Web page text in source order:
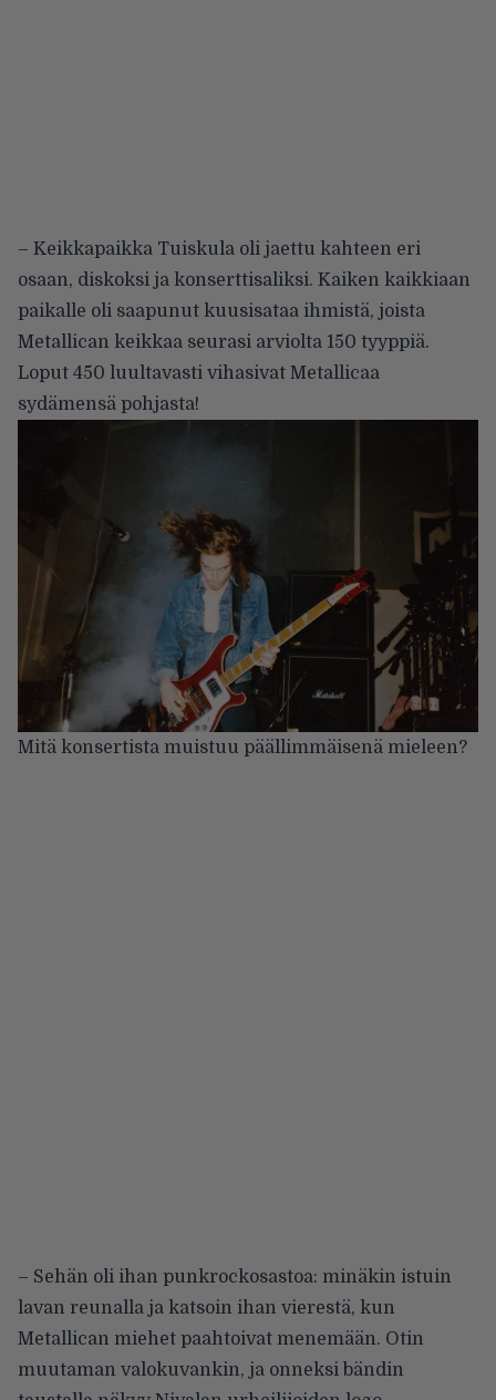
– Keikkapaikka Tuiskula oli jaettu kahteen eri
osaan, diskoksi ja konserttisaliksi. Kaiken kaikkiaan
paikalle oli saapunut kuusisataa ihmistä, joista
Metallican keikkaa seurasi arviolta 150 tyyppiä.
Loput 450 luultavasti vihasivat Metallicaa
sydämensä pohjasta!
Mitä konsertista muistuu päällimmäisenä mieleen?
– Sehän oli ihan punkrockosastoa: minäkin istuin
lavan reunalla ja katsoin ihan vierestä, kun
Metallican miehet paahtoivat menemään. Otin
muutaman valokuvankin, ja onneksi bändin